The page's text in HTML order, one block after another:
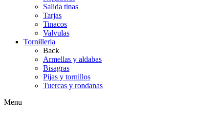
Salida tinas
Tarjas
Tinacos
Valvulas
Tornilleria
Back
Armellas y aldabas
Bisagras
Pijas y tornillos
Tuercas y rondanas
Menu